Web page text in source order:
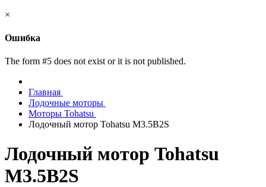
×
Ошибка
The form #5 does not exist or it is not published.
Главная
Лодочные моторы
Моторы Tohatsu
Лодочный мотор Tohatsu M3.5B2S
Лодочный мотор Tohatsu
M3.5B2S